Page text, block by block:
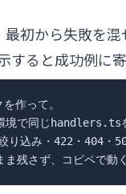
初から失敗を
すると成功例に
作って。
で同じhandlers.ts
り込み・422・404・